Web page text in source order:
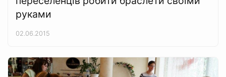
руками
02.06.2015